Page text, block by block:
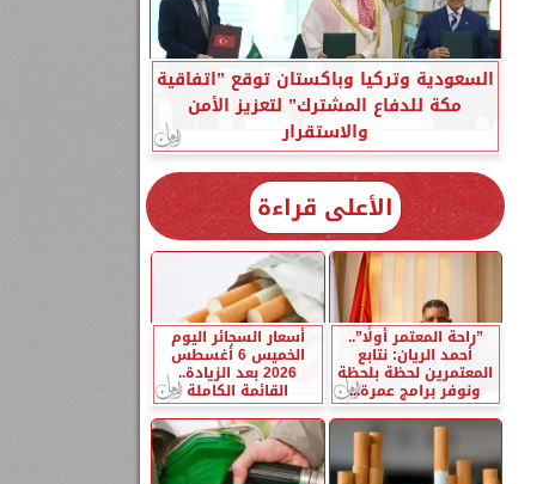
السعودية وتركيا وباكستان توقع ”اتفاقية
مكة للدفاع المشترك” لتعزيز الأمن
والاستقرار
الأعلى قراءة
”راحة المعتمر أولًا”..
أحمد الريان: نتابع
المعتمرين لحظة بلحظة
ونوفر برامج عمرة...
أسعار السجائر اليوم
الخميس 6 أغسطس
2026 بعد الزيادة..
القائمة الكاملة